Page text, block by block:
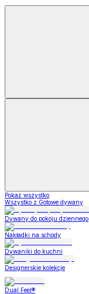
Pokaż wszystko
Wszystko z Gotowe dywany
Dywany do pokoju dziennego
Nakładki na schody
Dywaniki do kuchni
Designerskie kolekcje
Dual Feel®